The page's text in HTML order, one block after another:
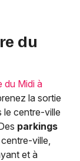
du
du Midi à
la sortie
le centre-ville
parkings
ville,
et à